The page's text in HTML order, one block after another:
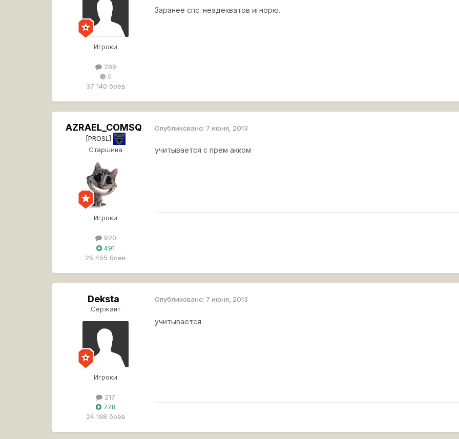
Игроки
286
0
37 140 боёв
Заранее спс. неадекватов игнорю.
AZRAEL_COMSQ
[PROSL]
Старшина
Игроки
920
491
25 455 боёв
Опубликовано: 7 июня, 2013
учитывается с прем акком
Deksta
Сержант
Игроки
217
778
24 198 боёв
Опубликовано: 7 июня, 2013
учитывается